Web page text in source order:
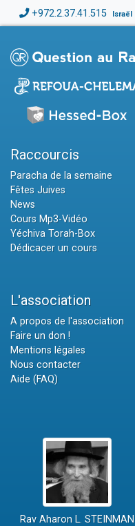
+972.2.37.41.515 Israël
Raccourcis
Paracha de la semaine
Fêtes Juives
News
Cours Mp3-Vidéo
Yéchiva Torah-Box
Dédicacer un cours
L'association
A propos de l'association
Faire un don !
Mentions légales
Nous contacter
Aide (FAQ)
Rav Aharon L. STEINMAN